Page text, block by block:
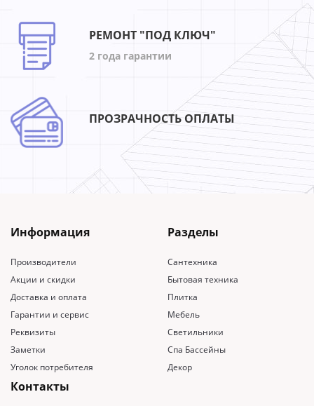
РЕМОНТ "ПОД КЛЮЧ"
2 года гарантии
ПРОЗРАЧНОСТЬ ОПЛАТЫ
Информация
Производители
Акции и скидки
Доставка и оплата
Гарантии и сервис
Реквизиты
Заметки
Уголок потребителя
Разделы
Сантехника
Бытовая техника
Плитка
Мебель
Светильники
Спа Бассейны
Декор
Контакты